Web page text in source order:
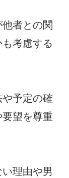
者との関
考慮する
予定の確
望を尊重
理由や男